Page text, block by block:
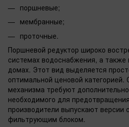
поршневые;
мембранные;
проточные.
Поршневой редуктор широко
системах водоснабжения, а также
домах. Этот вид выделяется
оптимальной ценовой категорией.
механизма требуют
необходимого для
производители выпускают версии
фильтрующим блоком.